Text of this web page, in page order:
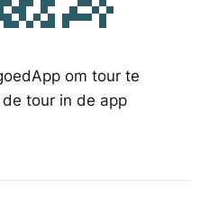
om tour te
tour in de app